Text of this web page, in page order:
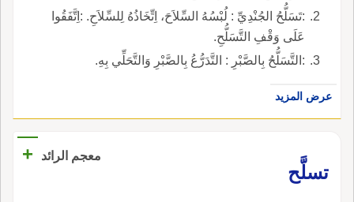
:تَسَلُّحُ الجُنْدِيِّ : لُبْسُهُ السِّلاَحَ، اِتِّخَاذُهُ لِلسِّلاَحِ. :اِتَّفَقُوا
عَلَى وَقْفِ التَّسَلُّحِ.
:التَّسَلُّحُ بِالصَّبْرِ : التَّدَرُّعُ بِالصَّبْرِ وَالتَّحَلِّي بِهِ.
عرض المزيد
معجم الرائد
+
تسلَّح